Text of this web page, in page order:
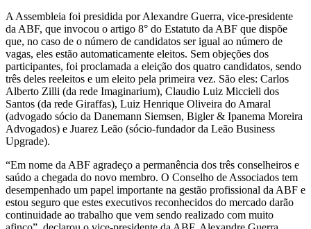
A Assembleia foi presidida por Alexandre Guerra, vice-presidente
da ABF, que invocou o artigo 8° do Estatuto da ABF que dispõe
que, no caso de o número de candidatos ser igual ao número de
vagas, eles estão automaticamente eleitos. Sem objeções dos
participantes, foi proclamada a eleição dos quatro candidatos, sendo
três deles reeleitos e um eleito pela primeira vez. São eles: Carlos
Alberto Zilli (da rede Imaginarium), Claudio Luiz Miccieli dos
Santos (da rede Giraffas), Luiz Henrique Oliveira do Amaral
(advogado sócio da Danemann Siemsen, Bigler & Ipanema Moreira
Advogados) e Juarez Leão (sócio-fundador da Leão Business
Upgrade).
“Em nome da ABF agradeço a permanência dos três conselheiros e
saúdo a chegada do novo membro. O Conselho de Associados tem
desempenhado um papel importante na gestão profissional da ABF e
estou seguro que estes executivos reconhecidos do mercado darão
continuidade ao trabalho que vem sendo realizado com muito